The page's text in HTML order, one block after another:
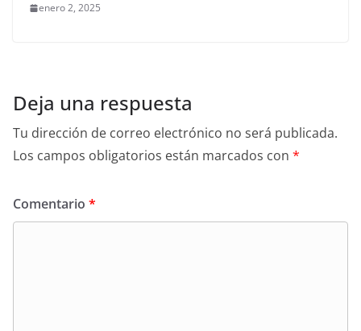
enero 2, 2025
Deja una respuesta
Tu dirección de correo electrónico no será publicada.
Los campos obligatorios están marcados con *
Comentario *